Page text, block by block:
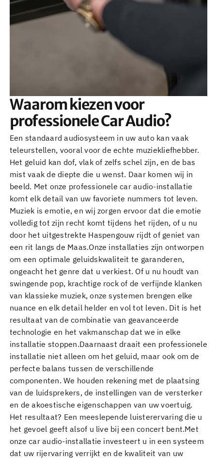
Waarom kiezen voor
professionele Car Audio?
Een standaard audiosysteem in uw auto kan vaak
teleurstellen, vooral voor de echte muziekliefhebber.
Het geluid kan dof, vlak of zelfs schel zijn, en de bas
mist vaak de diepte die u wenst. Daar komen wij in
beeld. Met onze professionele car audio-installatie
komt elk detail van uw favoriete nummers tot leven.
Muziek is emotie, en wij zorgen ervoor dat die emotie
volledig tot zijn recht komt tijdens het rijden, of u nu
door het uitgestrekte Haspengouw rijdt of geniet van
een rit langs de Maas.Onze installaties zijn ontworpen
om een optimale geluidskwaliteit te garanderen,
ongeacht het genre dat u verkiest. Of u nu houdt van
swingende pop, krachtige rock of de verfijnde klanken
van klassieke muziek, onze systemen brengen elke
nuance en elk detail helder en vol tot leven. Dit is het
resultaat van de combinatie van geavanceerde
technologie en het vakmanschap dat we in elke
installatie stoppen.Daarnaast draait een professionele
installatie niet alleen om het geluid, maar ook om de
perfecte balans tussen de verschillende
componenten. We houden rekening met de plaatsing
van de luidsprekers, de instellingen van de versterker
en de akoestische eigenschappen van uw voertuig.
Het resultaat? Een meeslepende luisterervaring die u
het gevoel geeft alsof u live bij een concert bent.Met
onze car audio-installatie investeert u in een systeem
dat uw rijervaring verrijkt en de kwaliteit van uw